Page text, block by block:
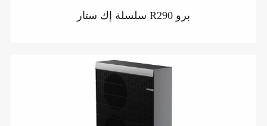
سلسلة إك ستار R290 برو